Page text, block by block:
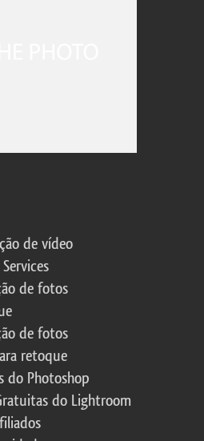
de vídeo
de fotos
de fotos
retoque
do Photoshop
do Lightroom